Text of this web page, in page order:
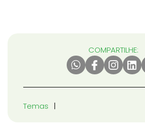
COMPARTILHE:
Temas